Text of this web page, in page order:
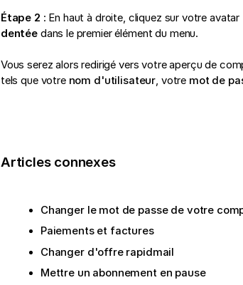
Étape 2 : En haut à droite, cliquez sur votre
dentéedans le premier élément du menu.
Vous serez alors redirigé vers votre aperçu de
tels que votre nom d'utilisateur, votre mot de
Articles connexes
Changer le mot de passe de votre
Paiements et factures
Changer d'offre rapidmail
Mettre un abonnement en pause